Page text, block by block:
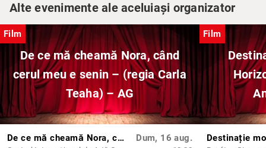
Alte evenimente ale aceluiași organizator
Film
De ce mă cheamă Nora, când
cerul meu e senin – (regia Carla
Teaha) – AG
De ce mă cheamă Nora, când cerul meu e senin – (regia Carla Teaha) – AG Dum, 16 aug.
Film